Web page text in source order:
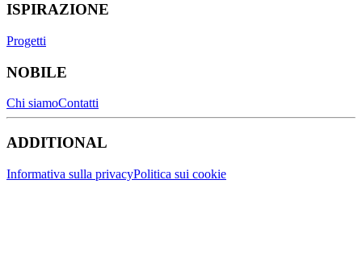
ISPIRAZIONE
Progetti
NOBILE
Chi siamoContatti
ADDITIONAL
Informativa sulla privacyPolitica sui cookie